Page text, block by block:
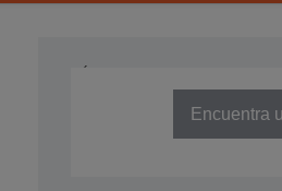
Encuentra